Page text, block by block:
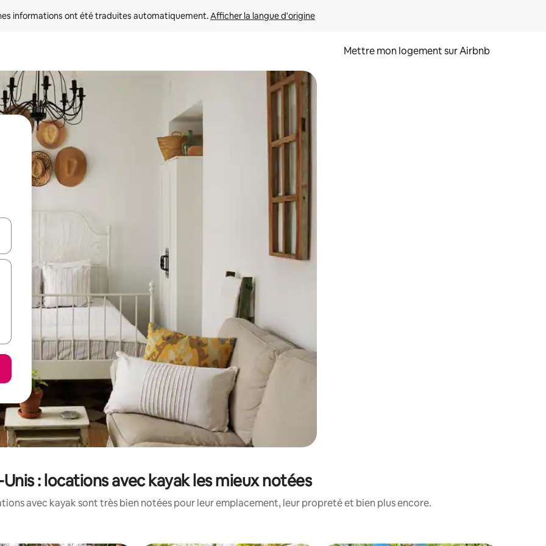
informations ont été traduites automatiquement. Afficher la langue d'origine
Mettre mon logement sur Airbnb
le haut et vers le bas pour les parcourir ou en appuyant et en faisant glisser.
: locations avec kayak les mieux notées
avec kayak sont très bien notées pour leur emplacement, leur propreté et bien plus encore.